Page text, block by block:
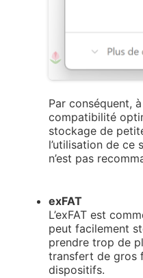
Par conséquent,
compatibilité
stockage de
l’utilisation de ce
n’est pas
exFAT
L’exFAT est
peut facilement
prendre trop de
transfert de gros
dispositifs.